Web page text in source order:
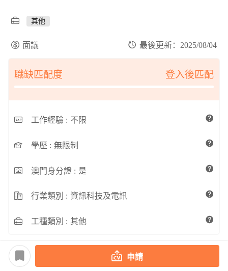
其他
面議 最後更新：2025/08/04
職缺匹配度 登入後匹配
工作經驗 : 不限
學歷 : 無限制
澳門身分證 : 是
行業類別 : 資訊科技及電訊
工種類別 : 其他
申請